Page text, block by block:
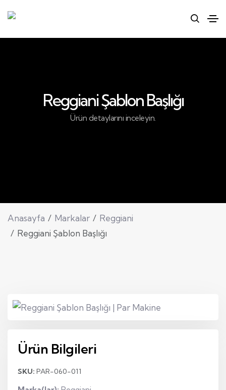
Reggiani Şablon Başlığı
Ürün detaylarını inceleyin.
Anasayfa Markalar
Reggiani
Reggiani Şablon Başlığı
Ürün Bilgileri
SKU: PAR-060-011